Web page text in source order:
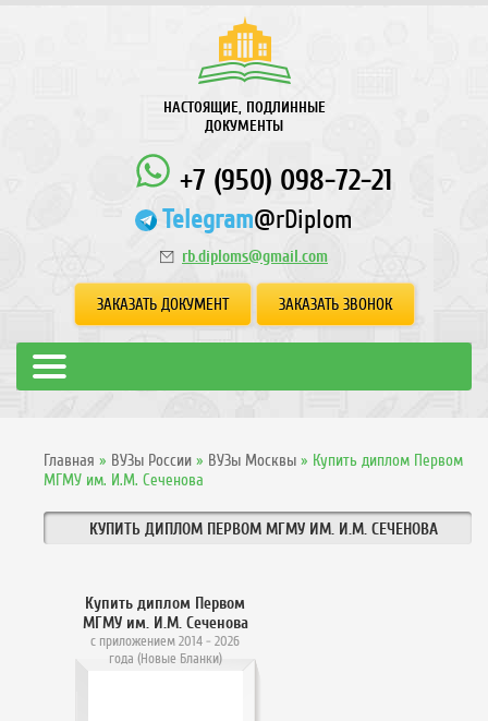
НАСТОЯЩИЕ, ПОДЛИННЫЕ
ДОКУМЕНТЫ
+7 (950) 098-72-21
Telegram@rDiplom
rb.diploms@gmail.com
ЗАКАЗАТЬ ДОКУМЕНТ ЗАКАЗАТЬ ЗВОНОК
Главная » ВУЗы России » ВУЗы Москвы » Купить диплом Первом
МГМУ им. И.М. Сеченова
КУПИТЬ ДИПЛОМ ПЕРВОМ МГМУ ИМ. И.М. СЕЧЕНОВА
Купить диплом Первом
МГМУ им. И.М. Сеченова
с приложением 2014 - 2026
года (Новые Бланки)